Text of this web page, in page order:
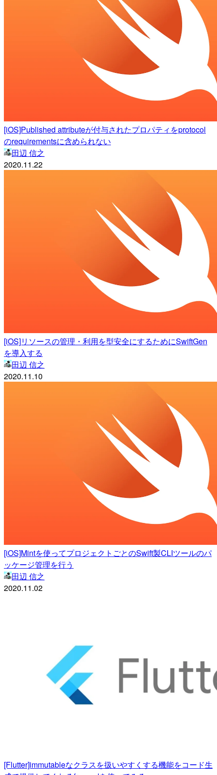
[iOS]Published attributeが付与されたプロパティをprotocol
のrequirementsに含められない
田辺 信之
2020.11.22
[iOS]リソースの管理・利用を型安全にするためにSwiftGen
を導入する
田辺 信之
2020.11.10
[iOS]Mintを使ってプロジェクトごとのSwift製CLIツールのパ
ッケージ管理を行う
田辺 信之
2020.11.02
[Flutter]immutableなクラスを扱いやすくする機能をコード生